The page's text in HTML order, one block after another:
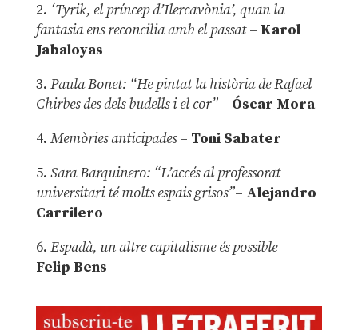
2. ‘Tyrik, el príncep d’Ilercavònia’, quan la
fantasia ens reconcilia amb el passat– Karol
Jabaloyas
3. Paula Bonet: “He pintat la història de Rafael
Chirbes des dels budells i el cor” –Óscar Mora
4. Memòries anticipades– Toni Sabater
5. Sara Barquinero: “L’accés al professorat
universitari té molts espais grisos”– Alejandro
Carrilero
6. Espadà, un altre capitalisme és possible –
Felip Bens